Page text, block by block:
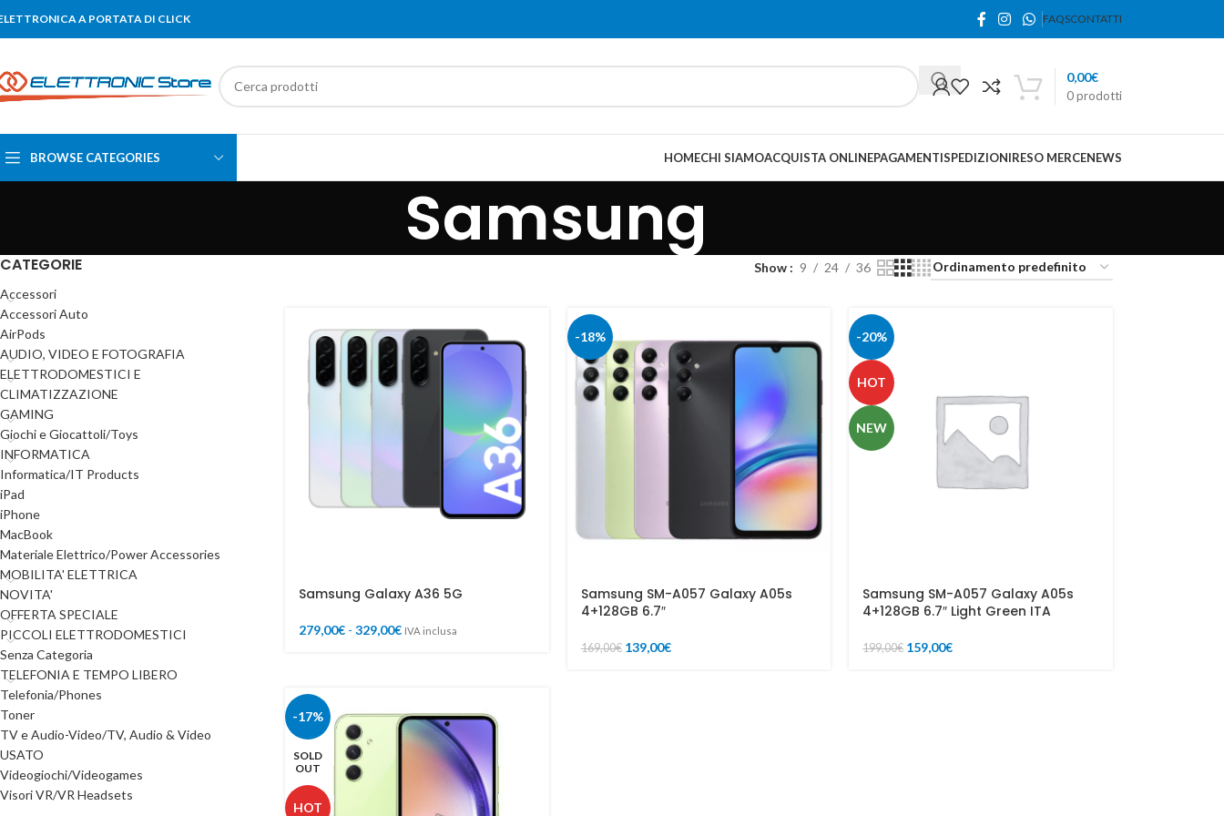
A PORTATA DI CLICK FAQSCONTATTI
0prodotti
0,00€
BROWSE CATEGORIES HOMECHI SIAMOACQUISTA ONLINEPAGAMENTISPEDIZIONIRESO MERCENEWS
Samsung
CATEGORIE
Accessori
Accessori Auto
AirPods
AUDIO, VIDEO E FOTOGRAFIA
ELETTRODOMESTICI E
CLIMATIZZAZIONE
GAMING
Giochi e Giocattoli/Toys
INFORMATICA
Informatica/IT Products
iPad
iPhone
MacBook
Materiale Elettrico/Power Accessories
MOBILITA' ELETTRICA
NOVITA'
OFFERTA SPECIALE
PICCOLI ELETTRODOMESTICI
Senza Categoria
TELEFONIA E TEMPO LIBERO
Telefonia/Phones
Toner
TV e Audio-Video/TV, Audio & Video
USATO
Videogiochi/Videogames
Visori VR/VR Headsets
Show 9 24 36
Samsung Galaxy A36 5G
279,00€ - 329,00€ IVA inclusa
-18%
Samsung SM-A057 Galaxy A05s
4+128GB 6.7″
169,00€ 139,00€
-20%
HOT
NEW
Samsung SM-A057 Galaxy A05s
4+128GB 6.7″ Light Green ITA
199,00€ 159,00€
-17%
SOLD
OUT
HOT